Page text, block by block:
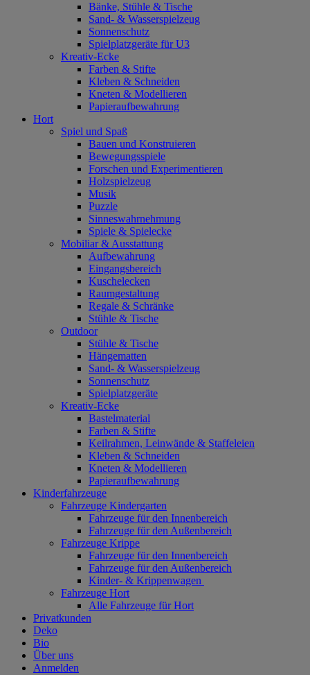
Bänke, Stühle & Tische
Sand- & Wasserspielzeug
Sonnenschutz
Spielplatzgeräte für U3
Kreativ-Ecke
Farben & Stifte
Kleben & Schneiden
Kneten & Modellieren
Papieraufbewahrung
Hort
Spiel und Spaß
Bauen und Konstruieren
Bewegungsspiele
Forschen und Experimentieren
Holzspielzeug
Musik
Puzzle
Sinneswahrnehmung
Spiele & Spielecke
Mobiliar & Ausstattung
Aufbewahrung
Eingangsbereich
Kuschelecken
Raumgestaltung
Regale & Schränke
Stühle & Tische
Outdoor
Stühle & Tische
Hängematten
Sand- & Wasserspielzeug
Sonnenschutz
Spielplatzgeräte
Kreativ-Ecke
Bastelmaterial
Farben & Stifte
Keilrahmen, Leinwände & Staffeleien
Kleben & Schneiden
Kneten & Modellieren
Papieraufbewahrung
Kinderfahrzeuge
Fahrzeuge Kindergarten
Fahrzeuge für den Innenbereich
Fahrzeuge für den Außenbereich
Fahrzeuge Krippe
Fahrzeuge für den Innenbereich
Fahrzeuge für den Außenbereich
Kinder- & Krippenwagen
Fahrzeuge Hort
Alle Fahrzeuge für Hort
Privatkunden
Deko
Bio
Über uns
Anmelden